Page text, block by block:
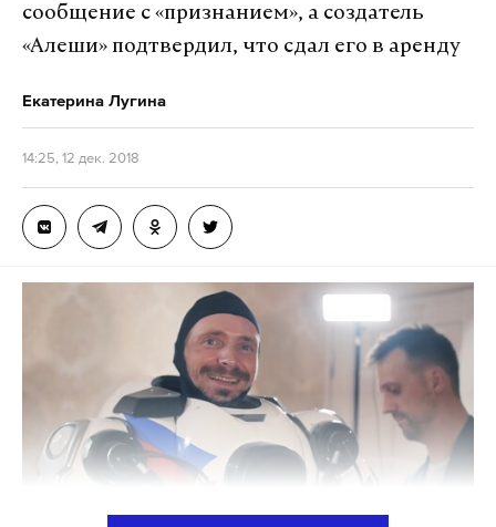
сообщение с «признанием», а создатель
«Алеши» подтвердил, что сдал его в аренду
Екатерина Лугина
14:25, 12 дек. 2018